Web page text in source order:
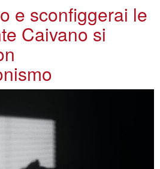
e sconfiggerai le
Caivano si